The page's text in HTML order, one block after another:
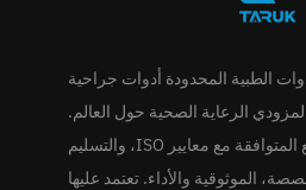
الطبية المحدودة أدوات جراحية
الرعاية الصحية حول العالم.
تضمن عمليات التصنيع المتوافقة مع معايير ISO، والتسليم
الموثوقية والأداء. تعتمد عليها